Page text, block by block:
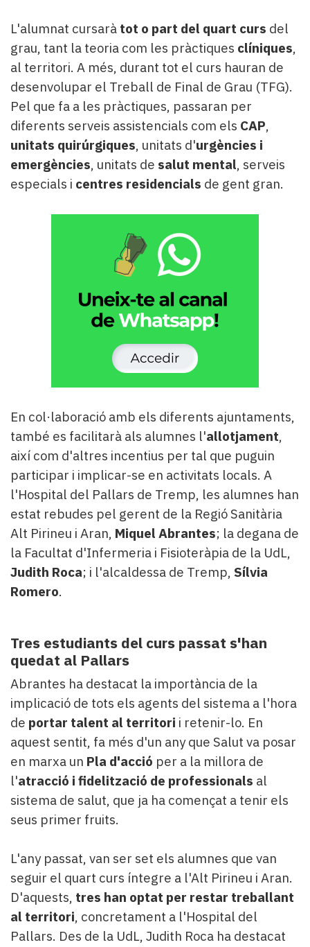
L'alumnat cursarà tot o part del quart curs del
grau, tant la teoria com les pràctiques clíniques,
al territori. A més, durant tot el curs hauran de
desenvolupar el Treball de Final de Grau (TFG).
Pel que fa a les pràctiques, passaran per
diferents serveis assistencials com els CAP,
unitats quirúrgiques, unitats d'urgències i
emergències, unitats de salut mental, serveis
especials i centres residencials de gent gran.
En col·laboració amb els diferents ajuntaments,
també es facilitarà als alumnes l'allotjament,
així com d'altres incentius per tal que puguin
participar i implicar-se en activitats locals. A
l'Hospital del Pallars de Tremp, les alumnes han
estat rebudes pel gerent de la Regió Sanitària
Alt Pirineu i Aran, Miquel Abrantes; la degana de
la Facultat d'Infermeria i Fisioteràpia de la UdL,
Judith Roca; i l'alcaldessa de Tremp, Sílvia
Romero.
Tres estudiants del curs passat s'han
quedat al Pallars
Abrantes ha destacat la importància de la
implicació de tots els agents del sistema a l'hora
de portar talent al territori i retenir-lo. En
aquest sentit, fa més d'un any que Salut va posar
en marxa un Pla d'acció per a la millora de
l'atracció i fidelització de professionals al
sistema de salut, que ja ha començat a tenir els
seus primer fruits.
L'any passat, van ser set els alumnes que van
seguir el quart curs íntegre a l'Alt Pirineu i Aran.
D'aquests, tres han optat per restar treballant
al territori, concretament a l'Hospital del
Pallars. Des de la UdL, Judith Roca ha destacat